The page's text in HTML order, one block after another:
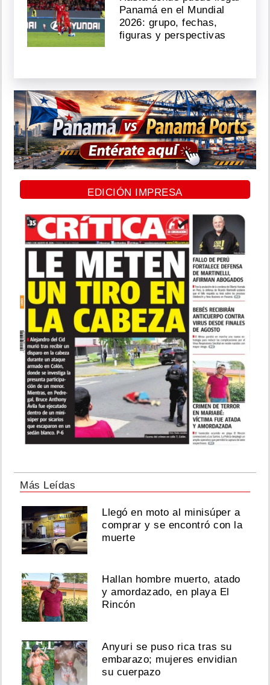
Panamá en el Mundial
2026: grupo, fechas,
figuras y perspectivas
EDICIÓN IMPRESA
Más Leídas
Llegó en moto al minisúper a
comprar y se encontró con la
muerte
Hallan hombre muerto, atado
y amordazado, en playa El
Rincón
Anyuri se puso rica tras su
embarazo; mujeres envidian
su cuerpazo